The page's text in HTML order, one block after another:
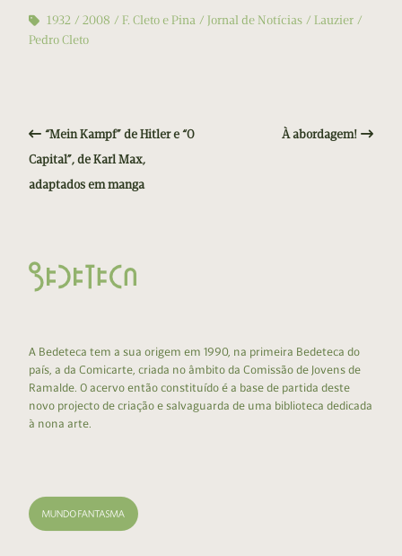
1932
2008 F. Cleto e Pina Jornal de Notícias
Lauzier
Pedro Cleto
“Mein Kampf” de Hitler e “O
Capital”, de Karl Max,
adaptados em manga
À abordagem!
A Bedeteca tem a sua origem em 1990, na primeira Bedeteca do
país, a da Comicarte, criada no âmbito da Comissão de Jovens de
Ramalde. O acervo então constituído é a base de partida deste
novo projecto de criação e salvaguarda de uma biblioteca dedicada
à nona arte.